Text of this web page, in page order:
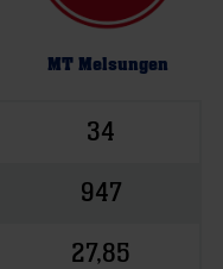
MT Melsungen
34
947
27,85